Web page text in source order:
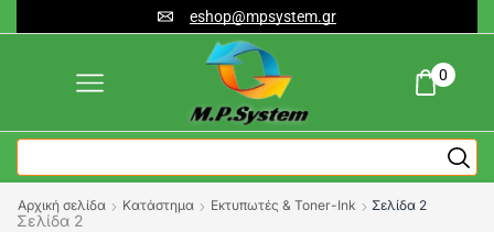
eshop@mpsystem.gr
0
Αρχική σελίδα Κατάστημα Εκτυπωτές & Toner-Ink Σελίδα 2
Σελίδα 2